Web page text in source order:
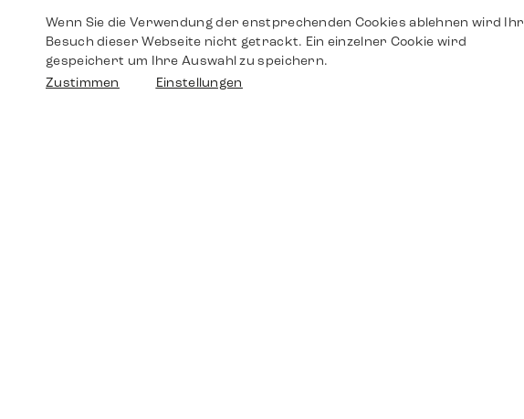
Wenn Sie die Verwendung der enstprechenden Cookies ablehnen wird Ihr
Besuch dieser Webseite nicht getrackt. Ein einzelner Cookie wird
gespeichert um Ihre Auswahl zu speichern.
Zustimmen
Einstellungen